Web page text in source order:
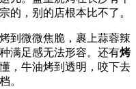
的，别的店根本比不了。
到微微焦脆，裹上蒜蓉辣
满足感无法形容。还有烤
，牛油烤到透明，咬下去
。